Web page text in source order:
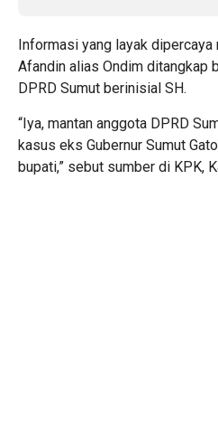
Informasi yang layak dipercaya
Afandin alias Ondim ditangkap
DPRD Sumut berinisial SH.
“Iya, mantan anggota DPRD
kasus eks Gubernur Sumut
bupati,” sebut sumber di KPK,